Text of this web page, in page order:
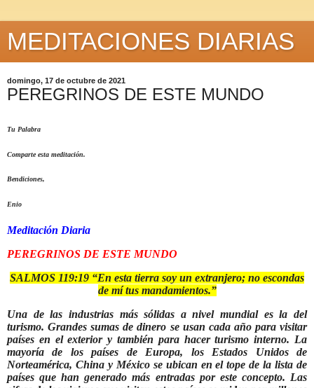
MEDITACIONES DIARIAS
domingo, 17 de octubre de 2021
PEREGRINOS DE ESTE MUNDO
Tu Palabra
Comparte esta meditación.
Bendiciones,
Enio
Meditación Diaria
PEREGRINOS DE ESTE MUNDO
SALMOS 119:19 “En esta tierra soy un extranjero; no escondas
de mí tus mandamientos.”
Una de las industrias más sólidas a nivel mundial es la del
turismo.Grandes sumas de dinero se usan cada año para visitar
países en el exterior y también para hacer turismo interno. La
mayoría de los países de Europa, los Estados Unidos de
Norteamérica, China y México se ubican en el tope de la lista de
países que han generado más entradas por este concepto. Las